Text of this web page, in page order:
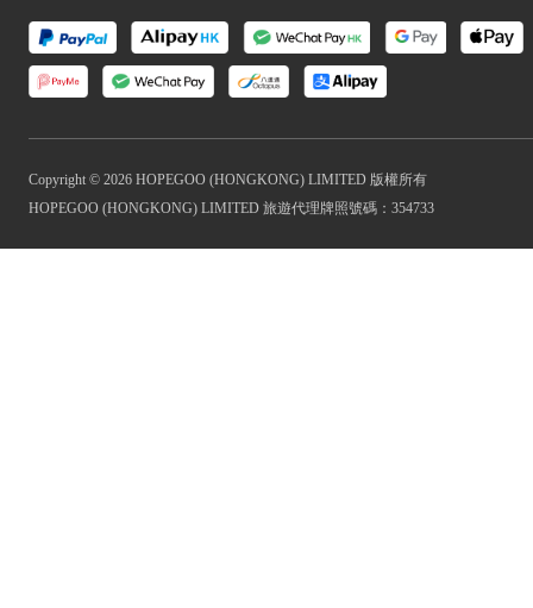
Copyright © 2026 HOPEGOO (HONGKONG) LIMITED 版權所有
HOPEGOO (HONGKONG) LIMITED 旅遊代理牌照號碼：354733